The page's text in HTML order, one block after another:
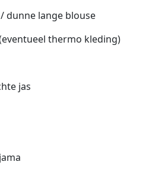
dunne lange blouse
thermo kleding)
jas